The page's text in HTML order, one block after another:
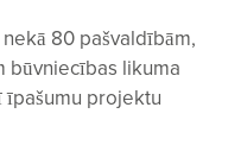
80 pašvaldībām,
būvniecības likuma
īpašumu projektu